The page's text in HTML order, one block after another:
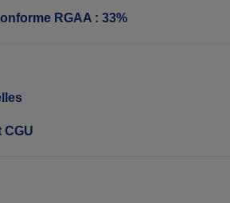
RGAA : 33%
CGU